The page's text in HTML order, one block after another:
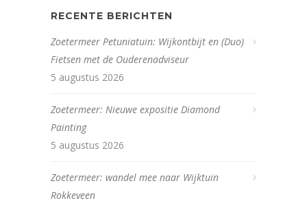
RECENTE BERICHTEN
Zoetermeer Petuniatuin: Wijkontbijt en (Duo)
Fietsen met de Ouderenadviseur
5 augustus 2026
Zoetermeer: Nieuwe expositie Diamond
Painting
5 augustus 2026
Zoetermeer: wandel mee naar Wijktuin
Rokkeveen